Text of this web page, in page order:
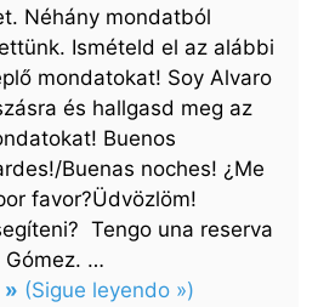
Néhány mondatból
Ismételd el az alábbi
mondatokat! Soy Alvaro
és hallgasd meg az
Buenos
Buenas noches! ¿Me
favor?Üdvözlöm!
Tengo una reserva
Gómez. …
» (Sigue leyendo »)